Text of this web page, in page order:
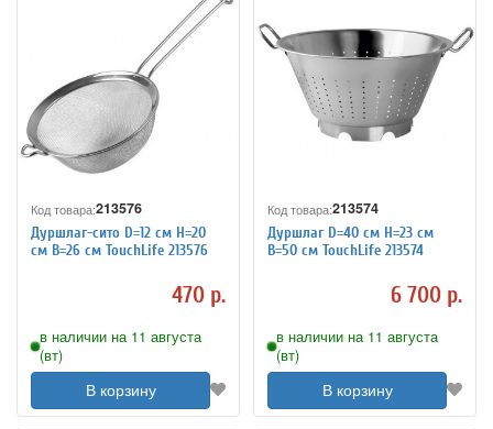
Код товара:213576
Дуршлаг-сито D=12 см H=20
см B=26 см TouchLife 213576
470 р.
в наличии на 11 августа
(вт)
В корзину
Код товара:213574
Дуршлаг D=40 см H=23 см
B=50 см TouchLife 213574
6 700 р.
в наличии на 11 августа
(вт)
В корзину